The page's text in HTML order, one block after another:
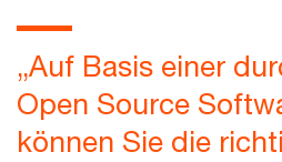
„Auf Basis einer
Open Source
können Sie die